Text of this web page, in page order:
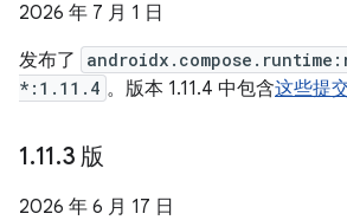
2026 年 7 月 1 日
发布了
*:1.11.4 。版本 1.11.4 中包含这些提
1.11.3 版
2026 年 6 月 17 日